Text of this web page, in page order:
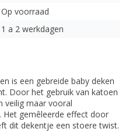
Op voorraad
1 a 2 werkdagen
is een gebreide baby deken
Door het gebruik van katoen
veilig maar vooral
gemêleerde effect door
dit dekentje een stoere twist.